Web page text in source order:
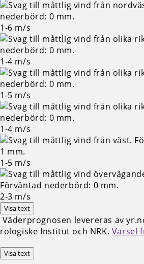
1-6 m/s
1-4 m/s
1-5 m/s
1-4 m/s
1-5 m/s
2-3 m/s
Visa text
Väderprognosen levereras av
rologiske Institut och NRK. Varsel
Visa text